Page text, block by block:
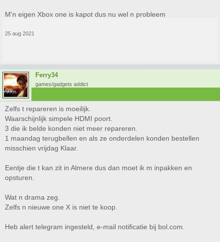
M'n eigen Xbox one is kapot dus nu wel n probleem
25 aug 2021
Ferry34
games/gadgets addict
Zelfs t repareren is moeilijk.
Waarschijnlijk simpele HDMI poort.
3 die ik belde konden niet meer repareren.
1 maandag terugbellen en als ze onderdelen konden bestellen
misschien vrijdag Klaar.
Eentje die t kan zit in Almere dus dan moet ik m inpakken en
opsturen.
Wat n drama zeg.
Zelfs n nieuwe one X is niet te koop.
Heb alert telegram ingesteld, e-mail notificatie bij bol.com.